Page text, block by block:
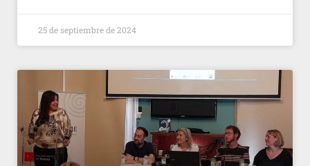
25 de septiembre de 2024